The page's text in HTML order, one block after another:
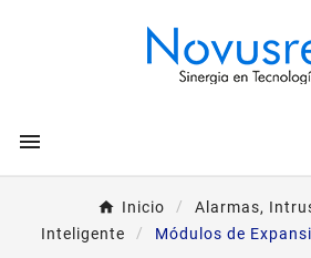

Inicio
Alarmas,
Inteligente
Módulos de